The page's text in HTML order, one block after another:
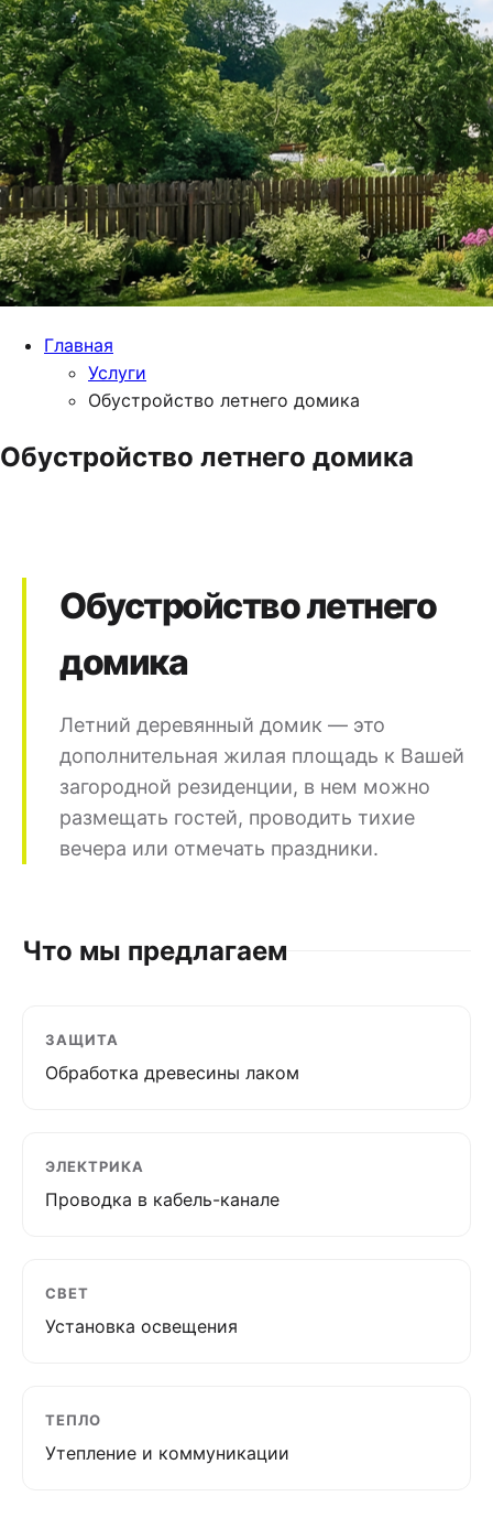
Главная
Услуги
Обустройство летнего домика
Обустройство летнего домика
Обустройство летнего
домика
Летний деревянный домик — это
дополнительная жилая площадь к Вашей
загородной резиденции, в нем можно
размещать гостей, проводить тихие
вечера или отмечать праздники.
Что мы предлагаем
ЗАЩИТА
Обработка древесины лаком
ЭЛЕКТРИКА
Проводка в кабель-канале
СВЕТ
Установка освещения
ТЕПЛО
Утепление и коммуникации